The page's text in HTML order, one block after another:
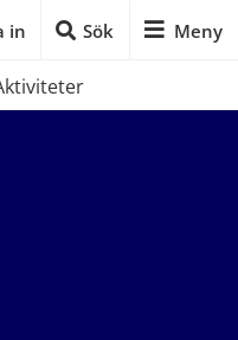
in Sök Meny